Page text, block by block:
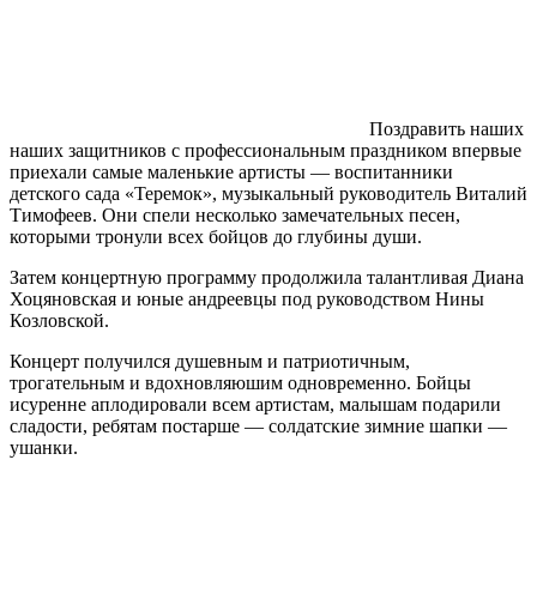
Поздравить наших
наших защитников с профессиональным праздником впервые
приехали самые маленькие артисты — воспитанники
детского сада «Теремок», музыкальный руководитель Виталий
Тимофеев. Они спели несколько замечательных песен,
которыми тронули всех бойцов до глубины души.
Затем концертную программу продолжила талантливая Диана
Хоцяновская и юные андреевцы под руководством Нины
Козловской.
Концерт получился душевным и патриотичным,
трогательным и вдохновляюшим одновременно. Бойцы
исуренне аплодировали всем артистам, малышам подарили
сладости, ребятам постарше — солдатские зимние шапки —
ушанки.